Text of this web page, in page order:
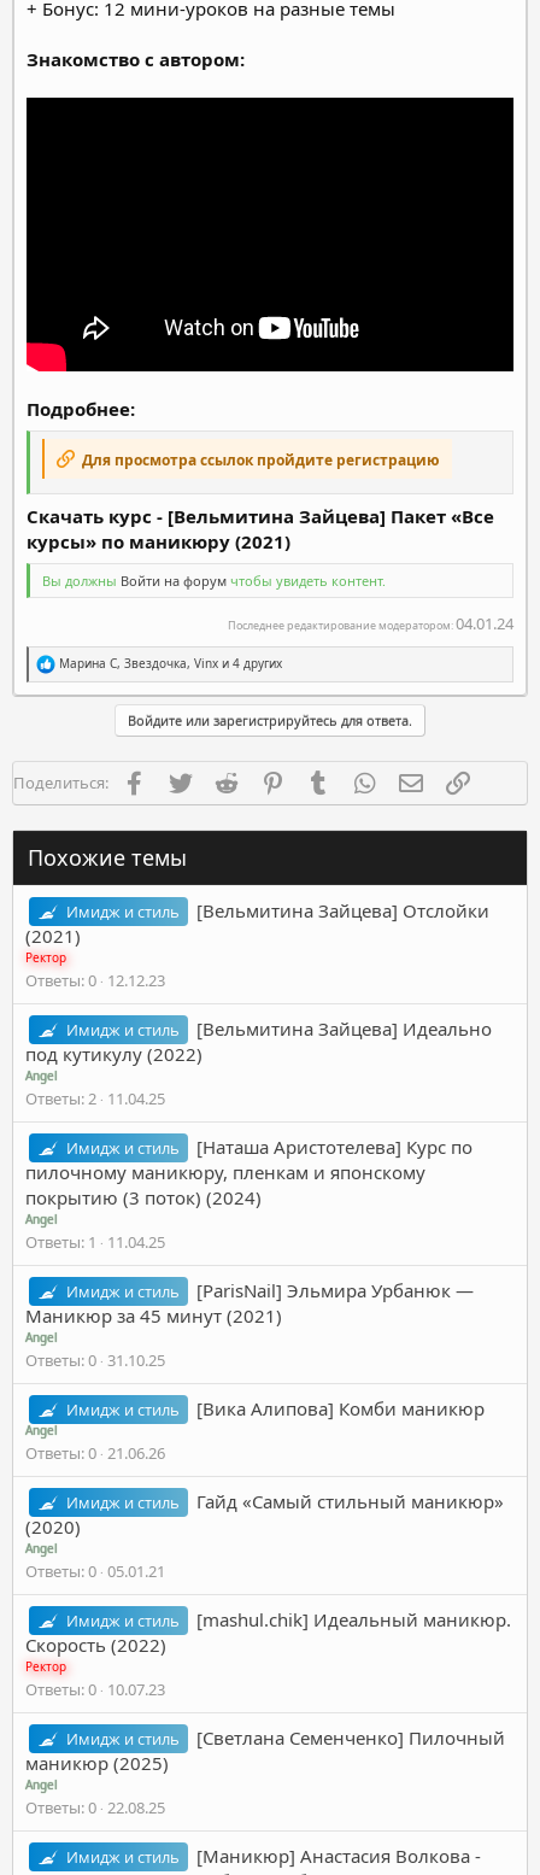
+ Бонус: 12 мини-уроков на разные темы
Знакомство с автором:
Подробнее:
Для просмотра ссылок пройдите регистрацию
Скачать курс - [Вельмитина Зайцева] Пакет «Все
курсы» по маникюру (2021)
Вы должны Войти на форум чтобы увидеть контент.
Последнее редактирование модератором:04.01.24
Р
е
а
и
:
Марина С, Звездочка, Vinx и 4 других
Войдите или зарегистрируйтесь для ответа.
Поделиться: FacebookTwitter Reddit PinterestTumblr WhatsAppЭлектронная
Похожие темы
Имидж и стиль
[Вельмитина Зайцева] Отслойки
(2021)
Ректор
Ответы 0 12.12.23
Имидж и стиль
[Вельмитина Зайцева] Идеально
под кутикулу (2022)
Angel
Ответы 2 11.04.25
Имидж и стиль
[Наташа Аристотелева] Курс по
пилочному маникюру, пленкам и японскому
покрытию (3 поток) (2024)
Angel
Ответы 1 11.04.25
Имидж и стиль
[ParisNail] Эльмира Урбанюк ―
Маникюр за 45 минут (2021)
Angel
Ответы 0 31.10.25
Имидж и стиль [Вика Алипова] Комби маникюр
Angel
Ответы 0 21.06.26
Имидж и стиль
Гайд «Самый стильный маникюр»
(2020)
Angel
Ответы 0 05.01.21
Имидж и стиль
[mashul.chik] Идеальный маникюр.
Скорость (2022)
Ректор
Ответы 0 10.07.23
Имидж и стиль
[Светлана Семенченко] Пилочный
маникюр (2025)
Angel
Ответы 0 22.08.25
Имидж и стиль
[Маникюр] Анастасия Волкова -